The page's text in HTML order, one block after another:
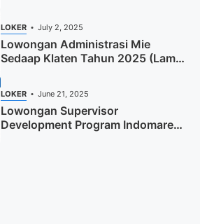
LOKER July 2, 2025
Lowongan Administrasi Mie
Sedaap Klaten Tahun 2025 (Lamar
LOKER June 21, 2025
Lowongan Supervisor
Development Program Indomaret